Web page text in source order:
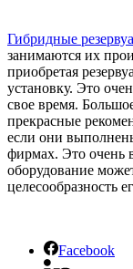
Гибридные
занимаются их
приобретая
установку. Это
свое время.
прекрасные
если они
фирмах. Это очень
оборудование
целесообразность
Facebook